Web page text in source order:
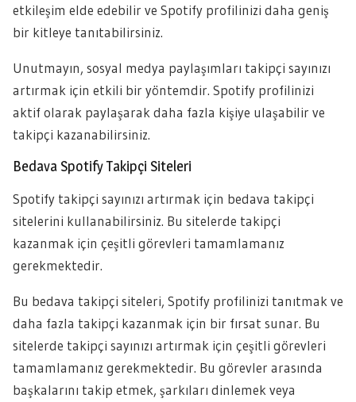
etkileşim elde edebilir ve Spotify profilinizi daha geniş
bir kitleye tanıtabilirsiniz.
Unutmayın, sosyal medya paylaşımları takipçi sayınızı
artırmak için etkili bir yöntemdir. Spotify profilinizi
aktif olarak paylaşarak daha fazla kişiye ulaşabilir ve
takipçi kazanabilirsiniz.
Bedava Spotify Takipçi Siteleri
Spotify takipçi sayınızı artırmak için bedava takipçi
sitelerini kullanabilirsiniz. Bu sitelerde takipçi
kazanmak için çeşitli görevleri tamamlamanız
gerekmektedir.
Bu bedava takipçi siteleri, Spotify profilinizi tanıtmak ve
daha fazla takipçi kazanmak için bir fırsat sunar. Bu
sitelerde takipçi sayınızı artırmak için çeşitli görevleri
tamamlamanız gerekmektedir. Bu görevler arasında
başkalarını takip etmek, şarkıları dinlemek veya